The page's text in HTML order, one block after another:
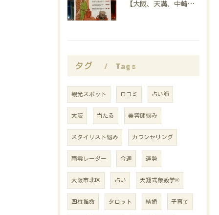
【大阪、天満、中崎町の占い】madam豊子、本日のメッセージ
タグ Tags
観光スポット 口コミ 占い師
大阪 当たる 美容師悩み
スタイリスト悩み カウンセリング
雨雲レーダー 今週 運勢
大阪市北区 占い 天翔式象数学®
四柱推命 タロット 結婚 子育て